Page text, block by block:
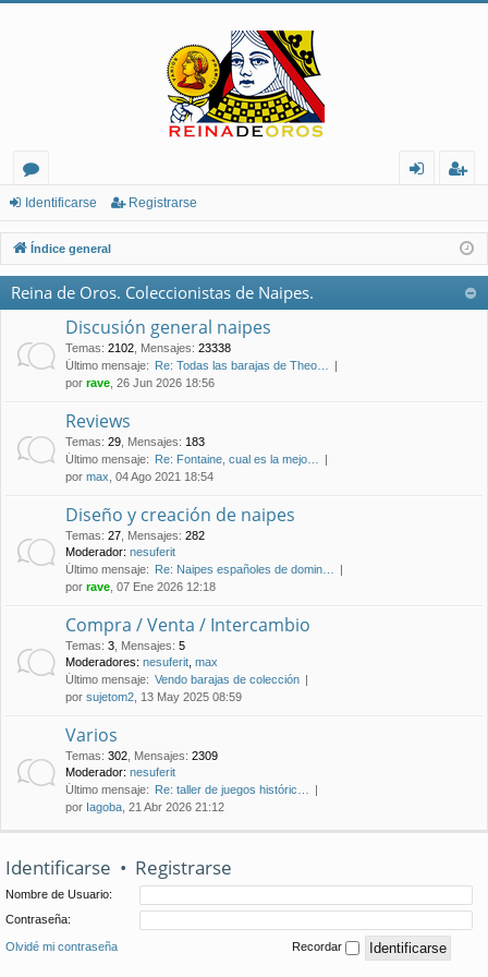
or
os
nt
ifi
ist
ra
Identificarse Registrarse
Índice general
Reina de Oros. Coleccionistas de Naipes.
Discusión general naipes
Temas: 2102 Mensajes: 23338
Último mensaje: Re: Todas las barajas de Theo…
por rave , 26 Jun 2026 18:56
Reviews
Temas: 29 Mensajes: 183
Último mensaje: Re: Fontaine, cual es la mejo…
por max , 04 Ago 2021 18:54
Diseño y creación de naipes
Temas: 27 Mensajes: 282
Moderador: nesuferit
Último mensaje: Re: Naipes españoles de domin…
por rave , 07 Ene 2026 12:18
Compra / Venta / Intercambio
Temas: 3 Mensajes: 5
Moderadores: nesuferit max
Último mensaje: Vendo barajas de colección
por sujetom2 , 13 May 2025 08:59
Varios
Temas: 302 Mensajes: 2309
Moderador: nesuferit
Último mensaje: Re: taller de juegos históric…
por Iagoba , 21 Abr 2026 21:12
Identificarse • Registrarse
Nombre de Usuario:
Contraseña:
Olvidé mi contraseña Recordar